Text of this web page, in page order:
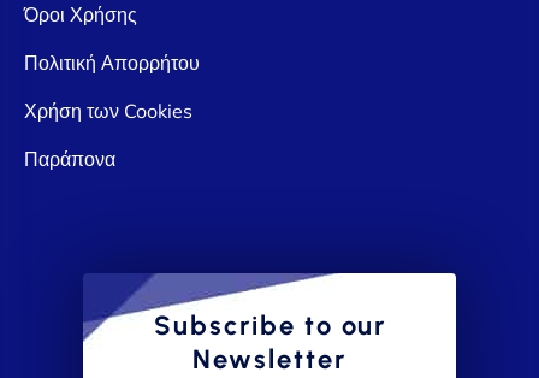
Όροι Χρήσης
Πολιτική Απορρήτου
Χρήση των Cookies
Παράπονα
Subscribe to our
Newsletter